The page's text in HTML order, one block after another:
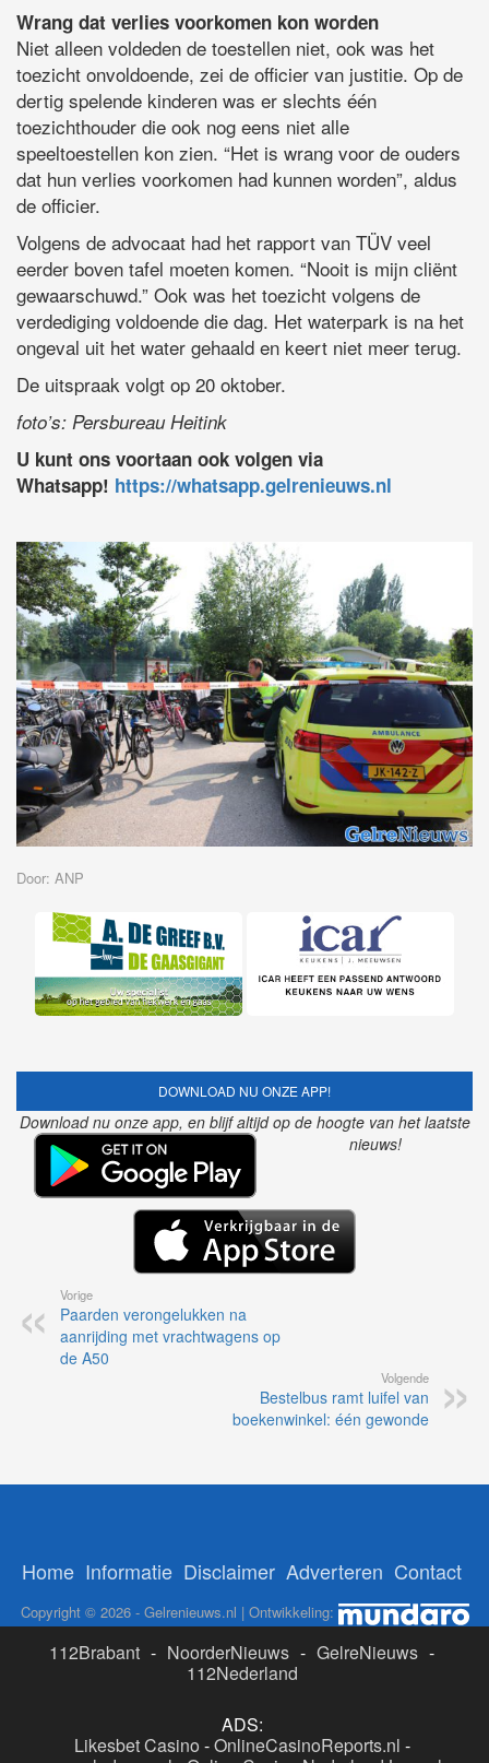
Wrang dat verlies voorkomen kon worden
Niet alleen voldeden de toestellen niet, ook was het
toezicht onvoldoende, zei de officier van justitie. Op de
dertig spelende kinderen was er slechts één
toezichthouder die ook nog eens niet alle
speeltoestellen kon zien. “Het is wrang voor de ouders
dat hun verlies voorkomen had kunnen worden”, aldus
de officier.
Volgens de advocaat had het rapport van TÜV veel
eerder boven tafel moeten komen. “Nooit is mijn cliënt
gewaarschuwd.” Ook was het toezicht volgens de
verdediging voldoende die dag. Het waterpark is na het
ongeval uit het water gehaald en keert niet meer terug.
De uitspraak volgt op 20 oktober.
foto’s: Persbureau Heitink
U kunt ons voortaan ook volgen via
Whatsapp! https://whatsapp.gelrenieuws.nl
Door: ANP
DOWNLOAD NU ONZE APP!
Download nu onze app, en blijf altijd op de hoogte van het laatste
nieuws!
Vorige
Paarden verongelukken na
aanrijding met vrachtwagens op
de A50
Volgende
Bestelbus ramt luifel van
boekenwinkel: één gewonde
Home Informatie Disclaimer Adverteren Contact
Copyright © 2026 - Gelrenieuws.nl | Ontwikkeling:
112Brabant - NoorderNieuws - GelreNieuws -
112Nederland
ADS:
Likesbet Casino -OnlineCasinoReports.nl -